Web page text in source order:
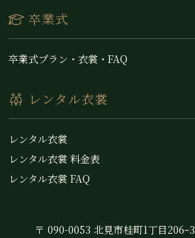
卒業式
卒業式プラン・衣裳・FAQ
レンタル衣裳
レンタル衣裳
レンタル衣裳 料金表
レンタル衣裳 FAQ
〒 090-0053 北見市桂町1丁目206ｰ3